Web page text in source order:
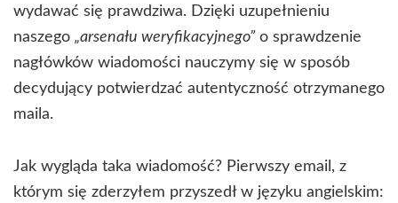
wydawać się prawdziwa. Dzięki uzupełnieniu
naszego „arsenału weryfikacyjnego” o sprawdzenie
nagłówków wiadomości nauczymy się w sposób
decydujący potwierdzać autentyczność otrzymanego
maila.
Jak wygląda taka wiadomość? Pierwszy email, z
którym się zderzyłem przyszedł w języku angielskim: